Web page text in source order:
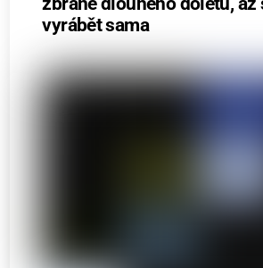
vyrábět sama